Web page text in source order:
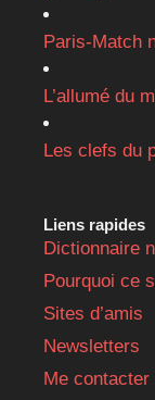
Paris-Match
L’allumé du
Les clefs du
Liens rapides
Dictionnaire
Pourquoi ce
Sites d’amis
Newsletters
Me contacter